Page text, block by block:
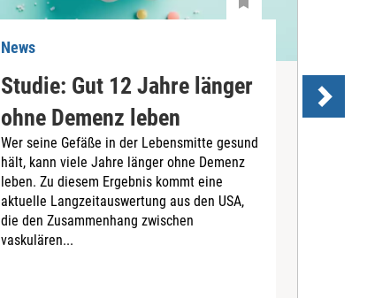
News
Studie: Gut 12 Jahre länger
ohne Demenz leben
Wer seine Gefäße in der Lebensmitte gesund
hält, kann viele Jahre länger ohne Demenz
leben. Zu diesem Ergebnis kommt eine
aktuelle Langzeitauswertung aus den USA,
die den Zusammenhang zwischen
vaskulären...